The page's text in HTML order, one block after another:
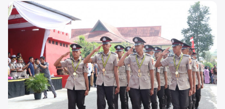
melalui platform digital. Situs tryout.id merupakan
salah satu rekomendasi terbaik bagi ...Baca
Selengkapnya